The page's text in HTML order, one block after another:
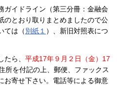
ガイドライン（第三分冊：金融会
のとおり取りまとめましたので公
ては（別紙１ ）、新旧対照表につ
ら、 平成17年９月２日（金）17
所を付記の上、郵便、ファックス
お寄せ下さい。電話等による御意